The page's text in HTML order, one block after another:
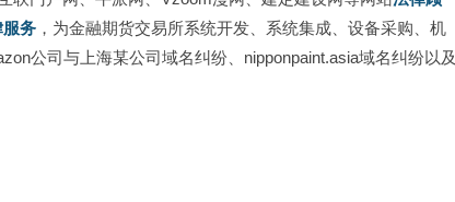
务 ，为金融期货交易所系统开发、系统集成、设备采购、机
公司与上海某公司域名纠纷、nipponpaint.asia域名纠纷以及